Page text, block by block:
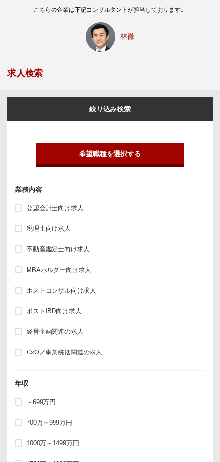
こちらの企業は下記コンサルタントが担当しております。
林徹
求人検索
絞り込み検索
希望職種を選択する
業務内容
公認会計士向け求人
税理士向け求人
不動産鑑定士向け求人
MBAホルダー向け求人
ポストコンサル向け求人
ポストIBD向け求人
経営企画関連の求人
CxO／事業統括関連の求人
年収
～699万円
700万～999万円
1000万～1499万円